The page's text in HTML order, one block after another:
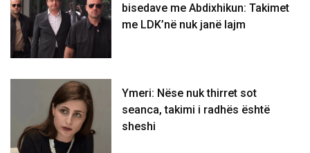
bisedave me Abdixhikun: Takimet
me LDK’në nuk janë lajm
Ymeri: Nëse nuk thirret sot
seanca, takimi i radhës është
sheshi